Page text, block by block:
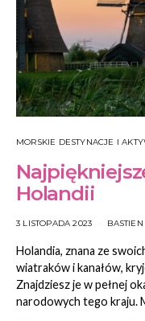
MORSKIE DESTYNACJE I
Holandii
3 LISTOPADA 2023 BASTIEN
Holandia, znana ze
wiatraków i kanałów,
Znajdziesz je w pełnej
narodowych tego kraju.